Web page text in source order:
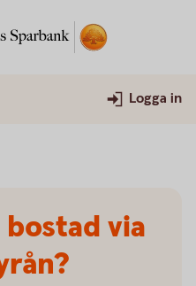
Logga in
via